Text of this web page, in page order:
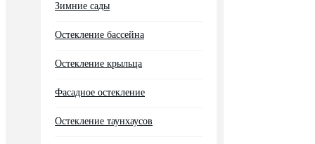
Зимние сады
Остекление бассейна
Остекление крыльца
Фасадное остекление
Остекление таунхаусов